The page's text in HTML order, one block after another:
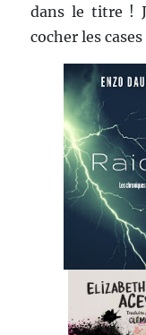
dans le titre !
cocher les